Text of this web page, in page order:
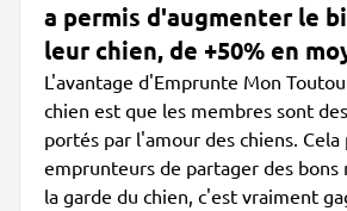
a permis d'augmenter le
leur chien, de +50% en
L'avantage d'Emprunte Mon
chien est que les membres sont
portés par l'amour des chiens.
emprunteurs de partager des bons
la garde du chien, c'est vraiment